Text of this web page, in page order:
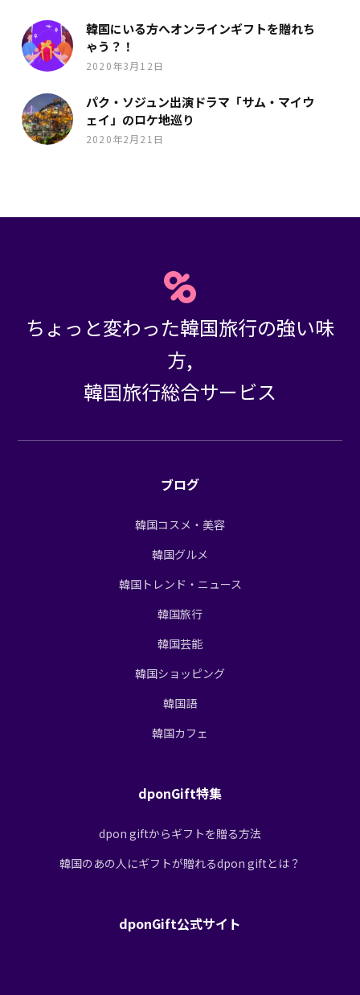
韓国にいる方へオンラインギフトを贈れち
ゃう？！
2020年3月12日
パク・ソジュン出演ドラマ「サム・マイウ
ェイ」のロケ地巡り
2020年2月21日
ちょっと変わった韓国旅行の強い味
方,
韓国旅行総合サービス
ブログ
韓国コスメ・美容
韓国グルメ
韓国トレンド・ニュース
韓国旅行
韓国芸能
韓国ショッピング
韓国語
韓国カフェ
dponGift特集
dpon giftからギフトを贈る方法
韓国のあの人にギフトが贈れるdpon giftとは？
dponGift公式サイト